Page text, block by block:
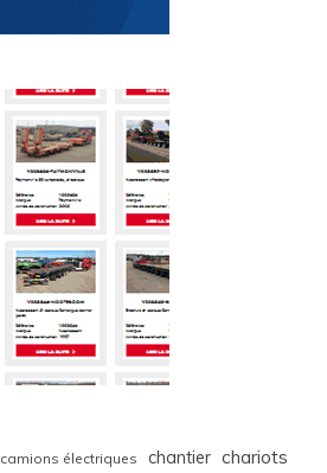
camions électriques chantier chariots